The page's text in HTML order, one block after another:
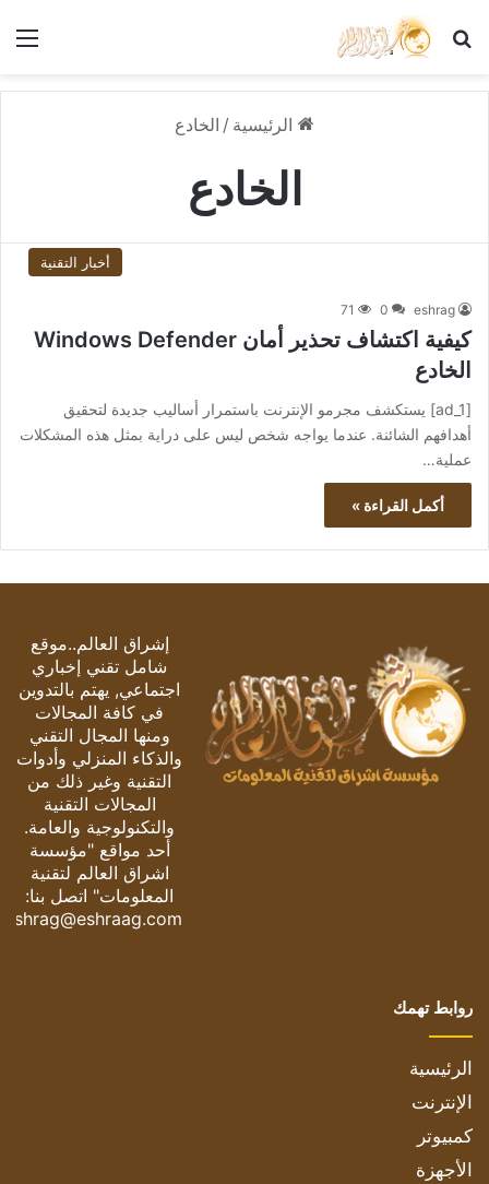
بحث عن
الرئيسية / الخادع
الخادع
أخبار التقنية
eshrag
0
71
كيفية اكتشاف تحذير أمان Windows Defender
الخادع
[ad_1] يستكشف مجرمو الإنترنت باستمرار أساليب جديدة لتحقيق
أهدافهم الشائنة. عندما يواجه شخص ليس على دراية بمثل هذه المشكلات
عملية…
أكمل القراءة »
إشراق العالم..موقع
شامل تقني إخباري
اجتماعي, يهتم بالتدوين
في كافة المجالات
ومنها المجال التقني
والذكاء المنزلي وأدوات
التقنية وغير ذلك من
المجالات التقنية
والتكنولوجية والعامة.
أحد مواقع "مؤسسة
اشراق العالم لتقنية
المعلومات" اتصل بنا:
eshrag@eshraag.com
روابط تهمك
الرئيسية
الإنترنت
كمبيوتر
الأجهزة